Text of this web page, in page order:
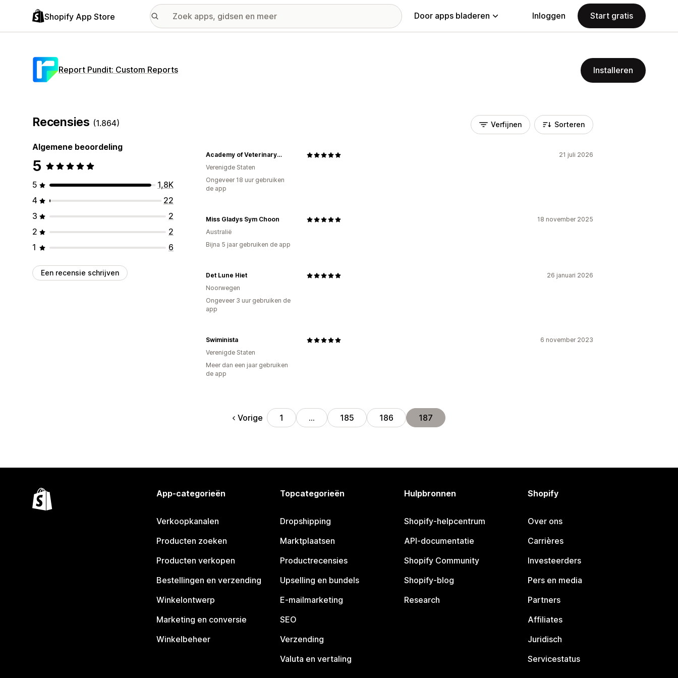
Shopify App Store Door apps bladeren Inloggen Start gratis
Report Pundit: Custom Reports Installeren
Recensies (1.864)
Algemene beoordeling
5
5
1,8K
4
22
3
2
2
2
1
6
Een recensie schrijven
Verfijnen Sorteren
21 juli 2026
Academy of Veterinary Imaging
Verenigde Staten
Ongeveer 18 uur gebruiken
de app
18 november 2025
Miss Gladys Sym Choon
Australië
Bijna 5 jaar gebruiken de app
26 januari 2026
Det Lune Hiet
Noorwegen
Ongeveer 3 uur gebruiken de
app
6 november 2023
Swiminista
Verenigde Staten
Meer dan een jaar gebruiken
de app
Vorige 1 … 185 186 187
App-categorieën
Verkoopkanalen
Producten zoeken
Producten verkopen
Bestellingen en verzending
Winkelontwerp
Marketing en conversie
Winkelbeheer
Topcategorieën
Dropshipping
Marktplaatsen
Productrecensies
Upselling en bundels
E-mailmarketing
SEO
Verzending
Valuta en vertaling
Hulpbronnen
Shopify-helpcentrum
API-documentatie
Shopify Community
Shopify-blog
Research
Shopify
Over ons
Carrières
Investeerders
Pers en media
Partners
Affiliates
Juridisch
Servicestatus